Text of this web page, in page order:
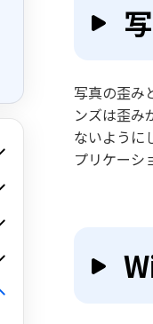
写真の歪み
ンズは歪み
ないように
プリケーシ